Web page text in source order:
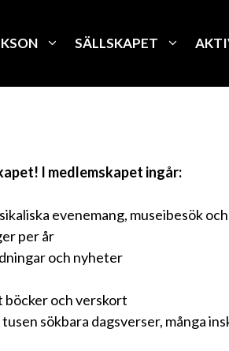
SÄLLSKAPET
I medlemskapet ingår:
evenemang, museibesök
per år
och nyheter
böcker och verskort
sökbara dagsverser, många